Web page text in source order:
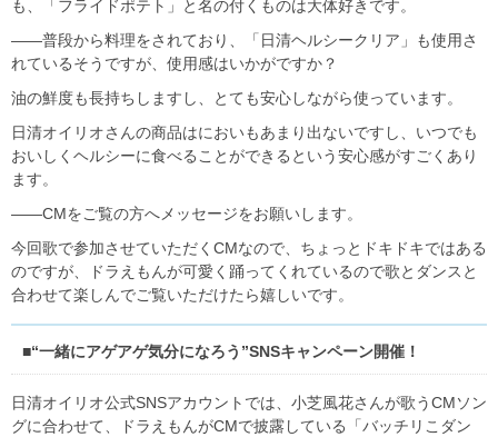
も、「フライドポテト」と名の付くものは大体好きです。
――普段から料理をされており、「日清ヘルシークリア」も使用さ
れているそうですが、使用感はいかがですか？
油の鮮度も長持ちしますし、とても安心しながら使っています。
日清オイリオさんの商品はにおいもあまり出ないですし、いつでも
おいしくヘルシーに食べることができるという安心感がすごくあり
ます。
――CMをご覧の方へメッセージをお願いします。
今回歌で参加させていただくCMなので、ちょっとドキドキではある
のですが、ドラえもんが可愛く踊ってくれているので歌とダンスと
合わせて楽しんでご覧いただけたら嬉しいです。
■“一緒にアゲアゲ気分になろう”SNSキャンペーン開催！
日清オイリオ公式SNSアカウントでは、小芝風花さんが歌うCMソン
グに合わせて、ドラえもんがCMで披露している「バッチリこダン